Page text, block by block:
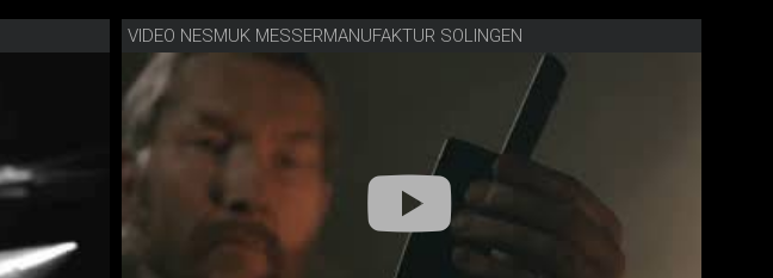
VIDEO NESMUK MESSERMANUFAKTUR SOLINGEN